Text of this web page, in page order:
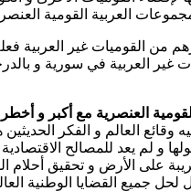
العربية القومية
من القوميات غير العربية
غير العربية في سورية و
القومية العنصرية مع أكبر و
وقائع العالم و الفكر
و لم يعد للمصالح
على الأرض و تحقيق أحلام
جميع القضايا الوطنية